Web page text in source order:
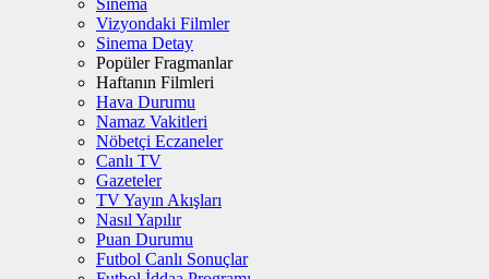
Sinema
Vizyondaki Filmler
Sinema Detay
Popüler Fragmanlar
Haftanın Filmleri
Hava Durumu
Namaz Vakitleri
Nöbetçi Eczaneler
Canlı TV
Gazeteler
TV Yayın Akışları
Nasıl Yapılır
Puan Durumu
Futbol Canlı Sonuçlar